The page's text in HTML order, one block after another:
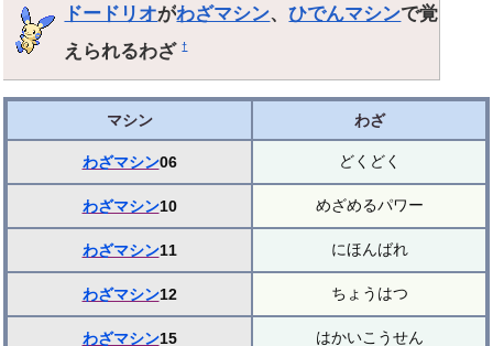
ドードリオがわざマシン、ひでんマシンで覚
えられるわざ†
マシン わざ
わざマシン06 どくどく
わざマシン10 めざめるパワー
わざマシン11 にほんばれ
わざマシン12 ちょうはつ
わざマシン15 はかいこうせん